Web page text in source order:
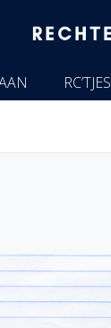
RC’TJES